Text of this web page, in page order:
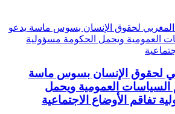
لحقوق الإنسان بسوس ماسة
السياسات العمومية ويحمل
تفاقم الأوضاع الاجتماعية